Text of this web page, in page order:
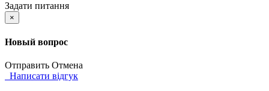
Задати питання
×
Новый вопрос
Отправить Отмена
Написати відгук